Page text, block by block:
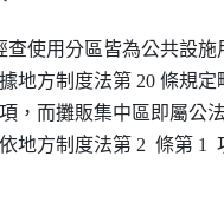
查使用分區皆為公共設
依據地方制度法第 20 條
事項，而攤販集中區即屬
依地方制度法第 2  條第 1